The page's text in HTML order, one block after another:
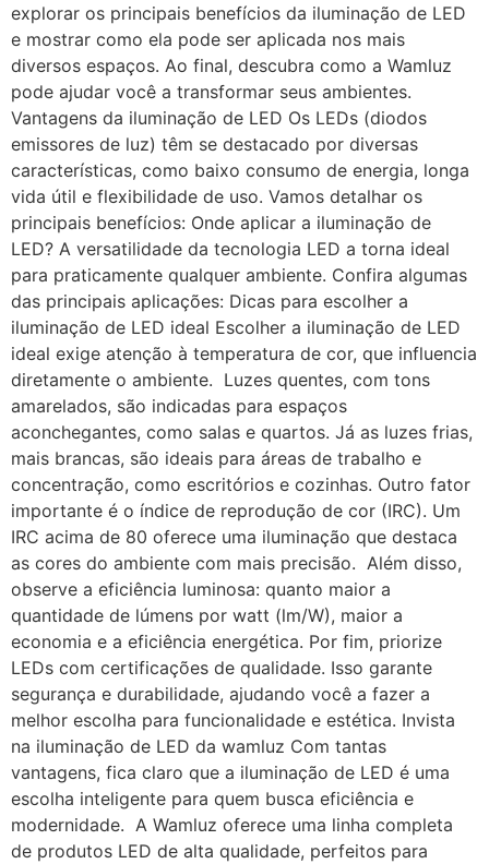
explorar os principais benefícios da iluminação de LED
e mostrar como ela pode ser aplicada nos mais
diversos espaços. Ao final, descubra como a Wamluz
pode ajudar você a transformar seus ambientes.
Vantagens da iluminação de LED Os LEDs (diodos
emissores de luz) têm se destacado por diversas
características, como baixo consumo de energia, longa
vida útil e flexibilidade de uso. Vamos detalhar os
principais benefícios: Onde aplicar a iluminação de
LED? A versatilidade da tecnologia LED a torna ideal
para praticamente qualquer ambiente. Confira algumas
das principais aplicações: Dicas para escolher a
iluminação de LED ideal Escolher a iluminação de LED
ideal exige atenção à temperatura de cor, que influencia
diretamente o ambiente. Luzes quentes, com tons
amarelados, são indicadas para espaços
aconchegantes, como salas e quartos. Já as luzes frias,
mais brancas, são ideais para áreas de trabalho e
concentração, como escritórios e cozinhas. Outro fator
importante é o índice de reprodução de cor (IRC). Um
IRC acima de 80 oferece uma iluminação que destaca
as cores do ambiente com mais precisão. Além disso,
observe a eficiência luminosa: quanto maior a
quantidade de lúmens por watt (lm/W), maior a
economia e a eficiência energética. Por fim, priorize
LEDs com certificações de qualidade. Isso garante
segurança e durabilidade, ajudando você a fazer a
melhor escolha para funcionalidade e estética. Invista
na iluminação de LED da wamluz Com tantas
vantagens, fica claro que a iluminação de LED é uma
escolha inteligente para quem busca eficiência e
modernidade. A Wamluz oferece uma linha completa
de produtos LED de alta qualidade, perfeitos para